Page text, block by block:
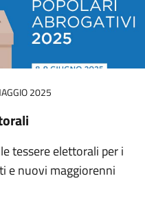
2025
tessere elettorali per i
e nuovi maggiorenni